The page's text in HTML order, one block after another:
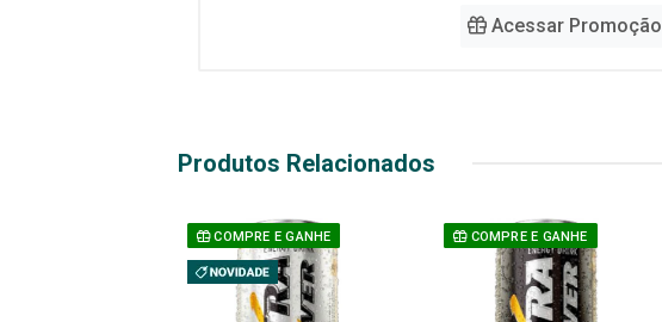
Acessar Promoção
Produtos Relacionados
COMPRE E GANHE COMPRE E GANHE